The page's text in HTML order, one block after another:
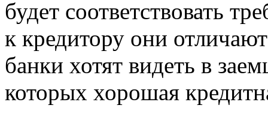
будет соответствовать
к кредитору они
банки хотят видеть в
которых хорошая